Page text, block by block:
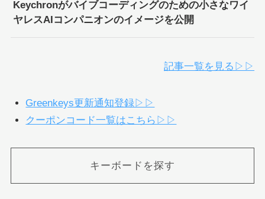
Keychronがバイブコーディングのための小さなワイ
ヤレスAIコンパニオンのイメージを公開
記事一覧を見る▷▷
Greenkeys更新通知登録▷▷
クーポンコード一覧はこちら▷▷
キーボードを探す